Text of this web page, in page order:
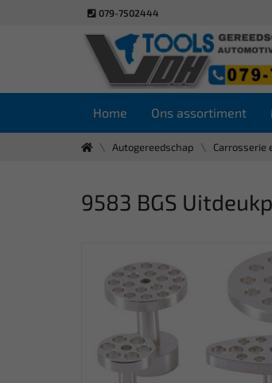
079-7502444
Home Ons assortiment
Autogereedschap Carrosserie
9583 BGS